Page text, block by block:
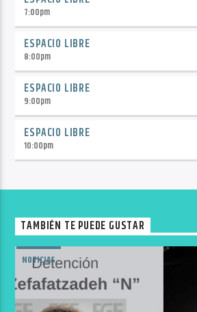
7:00pm
ESPACIO LIBRE
8:00pm
ESPACIO LIBRE
9:00pm
ESPACIO LIBRE
10:00pm
TAMBIÉN TE PUEDE GUSTAR
NOTICIAS